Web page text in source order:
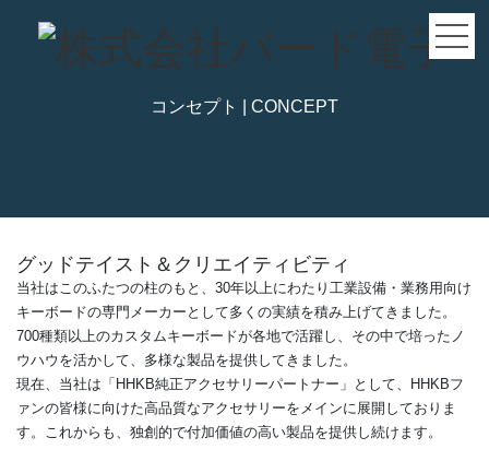
コンセプト | CONCEPT
グッドテイスト＆クリエイティビティ
当社はこのふたつの柱のもと、30年以上にわたり工業設備・業務用向け
キーボードの専門メーカーとして多くの実績を積み上げてきました。
700種類以上のカスタムキーボードが各地で活躍し、その中で培ったノ
ウハウを活かして、多様な製品を提供してきました。
現在、当社は「HHKB純正アクセサリーパートナー」として、HHKBフ
ァンの皆様に向けた高品質なアクセサリーをメインに展開しておりま
す。これからも、独創的で付加価値の高い製品を提供し続けます。